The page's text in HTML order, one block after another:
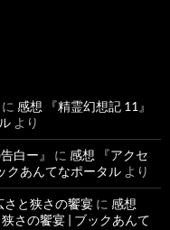
に 感想 『精霊幻想記 11』
より
白ー』 に 感想 『アクセ
クあんてなポータル より
さと狭さの饗宴 に 感想
さの饗宴 | ブックあんて